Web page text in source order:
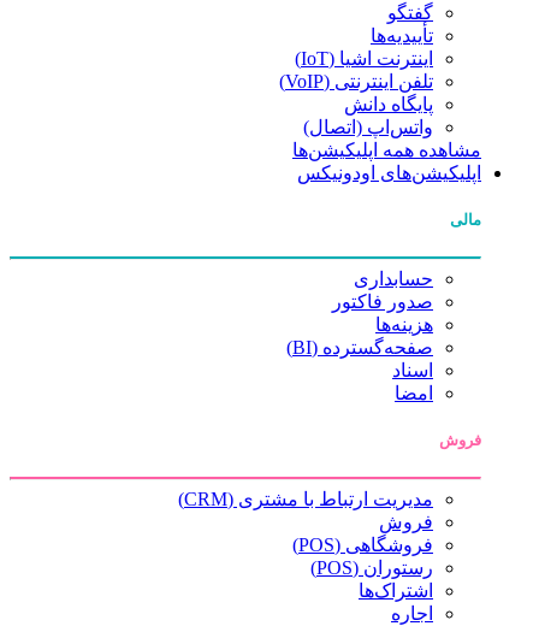
گفتگو
تأییدیه‌ها
اینترنت اشیا (IoT)
تلفن اینترنتی (VoIP)
پایگاه دانش
واتس‌اپ (اتصال)
مشاهده همه اپلیکیشن‌ها
اپلیکیشن‌های اودونیکس
مالی
حسابداری
صدور فاکتور
هزینه‌ها
صفحه‌گسترده (BI)
اسناد
امضا
فروش
مدیریت ارتباط با مشتری (CRM)
فروش
فروشگاهی (POS)
رستوران (POS)
اشتراک‌ها
اجاره